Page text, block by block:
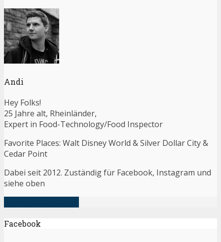
Andi
Hey Folks!
25 Jahre alt, Rheinländer,
Expert in Food-Technology/Food Inspector
Favorite Places: Walt Disney World & Silver Dollar City &
Cedar Point
Dabei seit 2012. Zuständig für Facebook, Instagram und
siehe oben
Facebook